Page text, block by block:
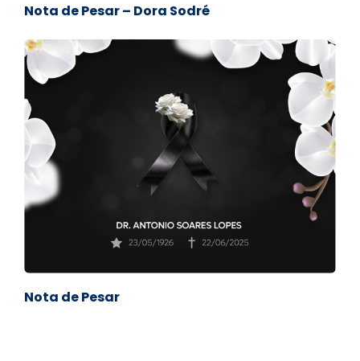
Nota de Pesar – Dora Sodré
Nota de Pesar